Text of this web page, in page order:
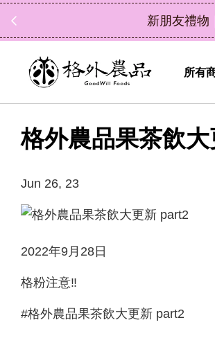
新朋友禮物｜新會員首
所有
格外農品果茶飲
Jun 26, 23
2022年9月28日
格粉注意‼️
#格外農品果茶飲大更新 part2